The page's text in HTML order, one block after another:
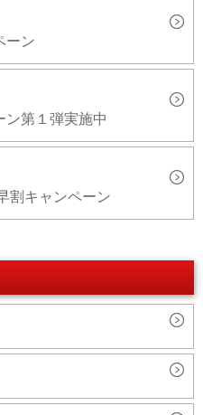
ーン
第１弾実施中
割キャンペーン